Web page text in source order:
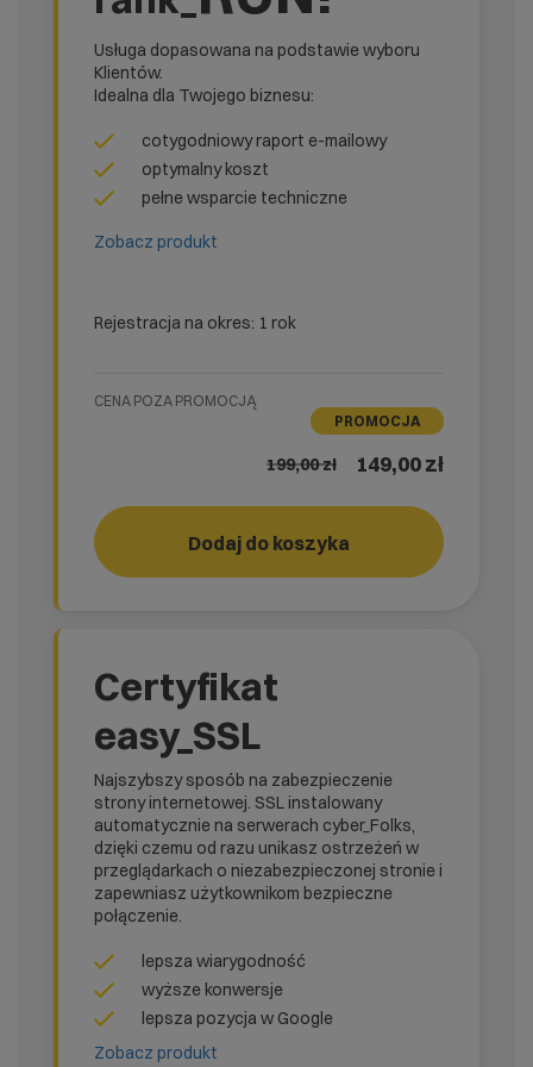
Usługa dopasowana na podstawie wyboru
Klientów.
Idealna dla Twojego biznesu:
cotygodniowy raport e-mailowy
optymalny koszt
pełne wsparcie techniczne
Zobacz produkt
Rejestracja na okres: 1 rok
CENA POZA PROMOCJĄ
PROMOCJA
199,00zł 149,00 zł
Dodaj do koszyka RUN!
Certyfikat
easy_SSL
Najszybszy sposób na zabezpieczenie
strony internetowej. SSL instalowany
automatycznie na serwerach cyber_Folks,
dzięki czemu od razu unikasz ostrzeżeń w
przeglądarkach o niezabezpieczonej stronie i
zapewniasz użytkownikom bezpieczne
połączenie.
lepsza wiarygodność
wyższe konwersje
lepsza pozycja w Google
Zobacz produkt